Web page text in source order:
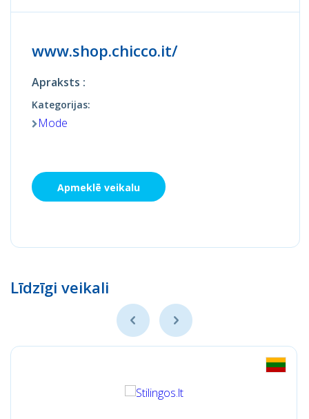
www.shop.chicco.it/
Apraksts :
Kategorijas:
Mode
Apmeklē veikalu
Līdzīgi veikali